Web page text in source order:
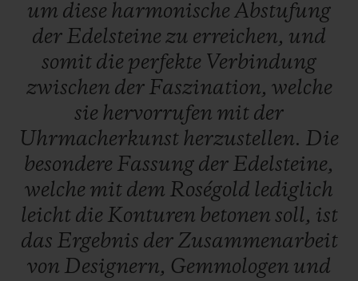
um diese harmonische Abstufung
der Edelsteine zu erreichen, und
somit die perfekte Verbindung
zwischen der Faszination, welche
sie hervorrufen mit der
Uhrmacherkunst herzustellen. Die
besondere Fassung der Edelsteine,
welche mit dem Roségold lediglich
leicht die Konturen betonen soll, ist
das Ergebnis der Zusammenarbeit
von Designern, Gemmologen und